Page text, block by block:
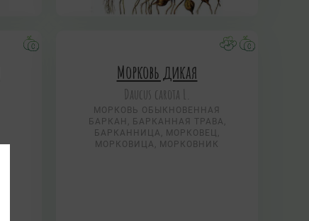
Морковь дикая
Daucus carota L.
МОРКОВЬ ОБЫКНОВЕННАЯ
БАРКАН, БАРКАННАЯ ТРАВА,
БАРКАННИЦА, МОРКОВЕЦ,
МОРКОВИЦА, МОРКОВНИК